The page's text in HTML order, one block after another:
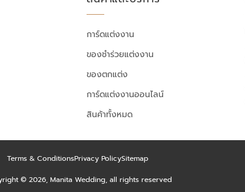
การ์ดแต่งงาน
ของชำร่วยแต่งงาน
ของตกแต่ง
การ์ดแต่งงานออนไลน์
สินค้าทั้งหมด
Terms & ConditionsPrivacy PolicySitemap
© 2026, Manita Wedding, all rights reserved